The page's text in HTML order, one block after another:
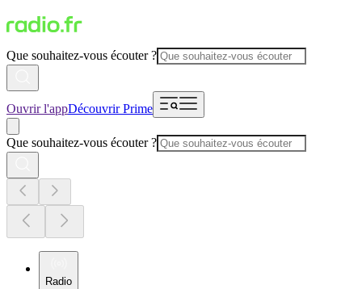
Que souhaitez-vous écouter ?
Ouvrir l'appDécouvrir Prime
Que souhaitez-vous écouter ?
Radio